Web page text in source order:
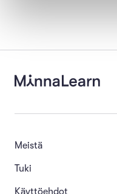
Meistä
Tuki
Käyttöehdot